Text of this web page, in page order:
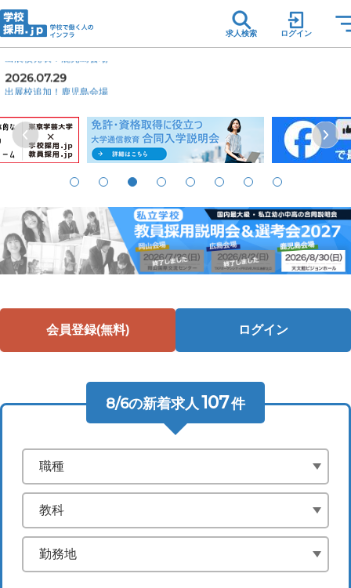
求人検索 ログイン
2026.07.13
募集教科 一部先行発表！
2026.07.08
2026.07.29
出展校追加！鹿児島会場
募集教科 一部先行発表！
2026.07.08
出展校発表！鹿児島会場
会員登録(無料) ログイン
8/6の新着求人 107件